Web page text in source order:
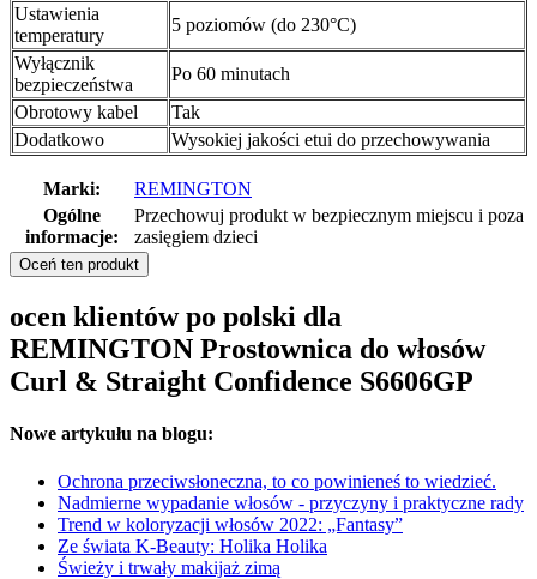
Ustawienia
temperatury
5 poziomów (do 230°C)
Wyłącznik
bezpieczeństwa
Po 60 minutach
Obrotowy kabel
Tak
Dodatkowo
Wysokiej jakości etui do przechowywania
Marki:
REMINGTON
Ogólne
informacje:
Przechowuj produkt w bezpiecznym miejscu i poza
zasięgiem dzieci
Oceń ten produkt
ocen klientów po polski dla
REMINGTON Prostownica do włosów
Curl & Straight Confidence S6606GP
Nowe artykułu na blogu:
Ochrona przeciwsłoneczna, to co powinieneś to wiedzieć.
Nadmierne wypadanie włosów - przyczyny i praktyczne rady
Trend w koloryzacji włosów 2022: „Fantasy”
Ze świata K-Beauty: Holika Holika
Świeży i trwały makijaż zimą